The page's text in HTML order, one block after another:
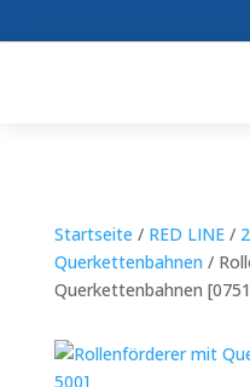
Startseite / RED LINE/
Querkettenbahnen /
Querkettenbahnen